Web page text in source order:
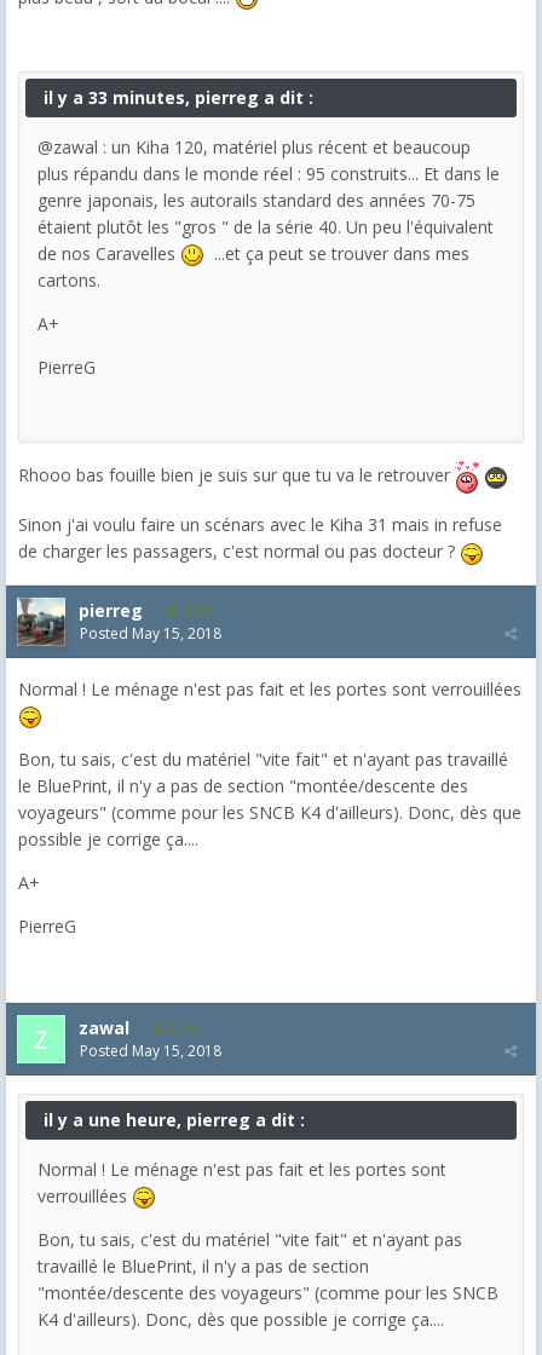
il y a 33 minutes, pierreg a dit :
@zawal : un Kiha 120, matériel plus récent et beaucoup
plus répandu dans le monde réel : 95 construits... Et dans le
genre japonais, les autorails standard des années 70-75
étaient plutôt les "gros " de la série 40. Un peu l'équivalent
de nos Caravelles
...et ça peut se trouver dans mes
cartons.
A+
PierreG
Rhooo bas fouille bien je suis sur que tu va le retrouver
Sinon j'ai voulu faire un scénars avec le Kiha 31 mais in refuse
de charger les passagers, c'est normal ou pas docteur ?
pierreg 4,012
Posted May 15, 2018
Normal ! Le ménage n'est pas fait et les portes sont verrouillées
Bon, tu sais, c'est du matériel "vite fait" et n'ayant pas travaillé
le BluePrint, il n'y a pas de section "montée/descente des
voyageurs" (comme pour les SNCB K4 d'ailleurs). Donc, dès que
possible je corrige ça....
A+
PierreG
zawal 3,318
Posted May 15, 2018
il y a une heure, pierreg a dit :
Normal ! Le ménage n'est pas fait et les portes sont
verrouillées
Bon, tu sais, c'est du matériel "vite fait" et n'ayant pas
travaillé le BluePrint, il n'y a pas de section
"montée/descente des voyageurs" (comme pour les SNCB
K4 d'ailleurs). Donc, dès que possible je corrige ça....